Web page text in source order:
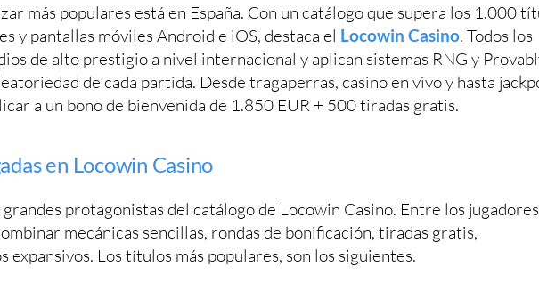
más populares está en España. Con un catálogo que supera los 1.000
y pantallas móviles Android e iOS, destaca el Locowin Casino. Todos los
de alto prestigio a nivel internacional y aplican sistemas RNG y
de cada partida. Desde tragaperras, casino en vivo y hasta
a un bono de bienvenida de 1.850 EUR + 500 tiradas gratis.
en Locowin Casino
grandes protagonistas del catálogo de Locowin Casino. Entre los jugadores
mecánicas sencillas, rondas de bonificación, tiradas gratis,
expansivos. Los títulos más populares, son los siguientes.